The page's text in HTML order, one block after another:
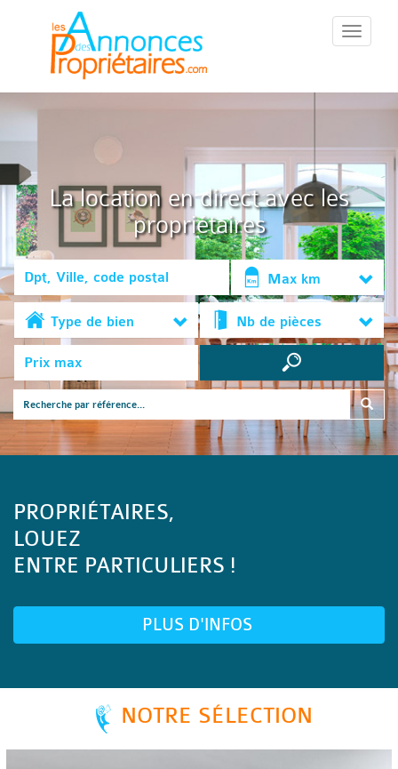
::Menu::
La location en direct avec les
propriétaires
Max km
Type de bien Nb de pièces
PROPRIÉTAIRES,
LOUEZ
ENTRE PARTICULIERS !
PLUS D'INFOS
NOTRE SÉLECTION